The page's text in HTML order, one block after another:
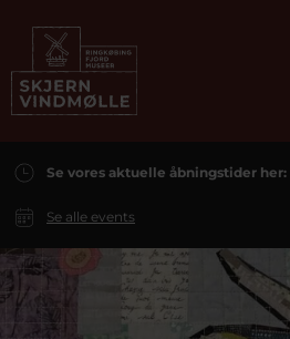
Se vores aktuelle åbningstider her:
Se alle events